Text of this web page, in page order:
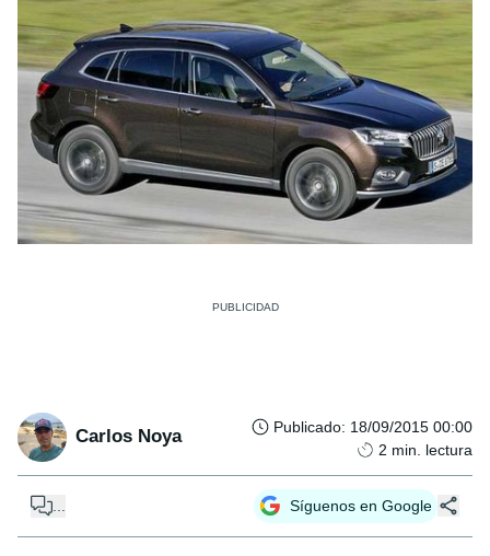
Carlos Noya Publicado: 18/09/2015 00:00
2 min. lectura
Síguenos en Google